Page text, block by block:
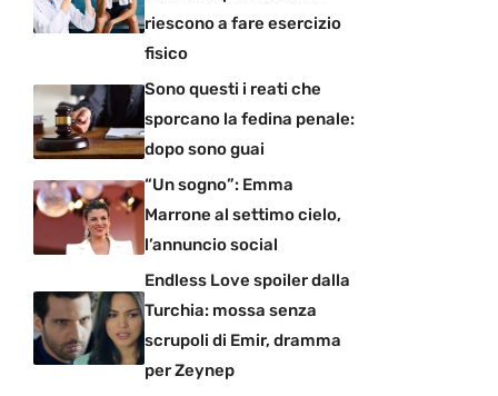
riescono a fare esercizio
fisico
Sono questi i reati che
sporcano la fedina penale:
dopo sono guai
“Un sogno”: Emma
Marrone al settimo cielo,
l’annuncio social
Endless Love spoiler dalla
Turchia: mossa senza
scrupoli di Emir, dramma
per Zeynep